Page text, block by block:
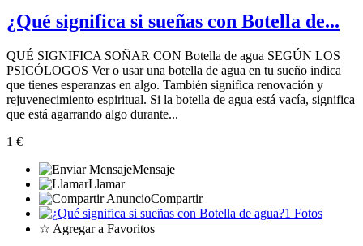
¿Qué significa si sueñas con Botella de...
QUÉ SIGNIFICA SOÑAR CON Botella de agua SEGÚN LOS
PSICÓLOGOS Ver o usar una botella de agua en tu sueño indica
que tienes esperanzas en algo. También significa renovación y
rejuvenecimiento espiritual. Si la botella de agua está vacía, significa
que está agarrando algo durante...
1 €
Mensaje
Llamar
Compartir
1 Fotos
☆ Agregar a Favoritos